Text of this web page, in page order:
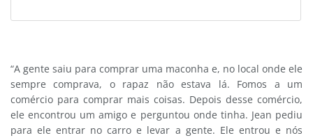
“A gente saiu para comprar uma maconha e, no local onde ele
sempre comprava, o rapaz não estava lá. Fomos a um
comércio para comprar mais coisas. Depois desse comércio,
ele encontrou um amigo e perguntou onde tinha. Jean pediu
para ele entrar no carro e levar a gente. Ele entrou e nós